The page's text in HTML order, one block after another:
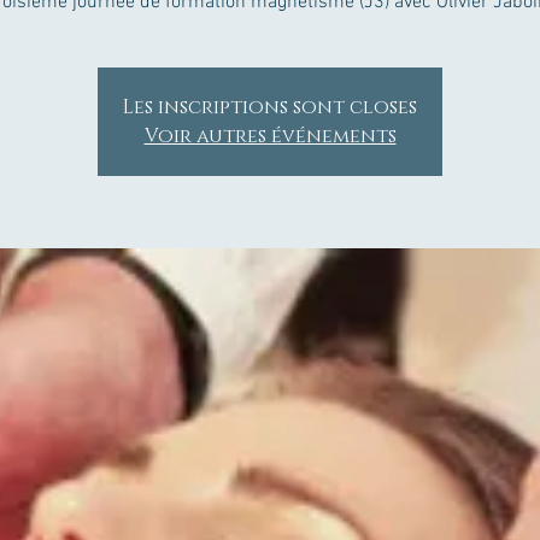
Les inscriptions sont closes
Voir autres événements